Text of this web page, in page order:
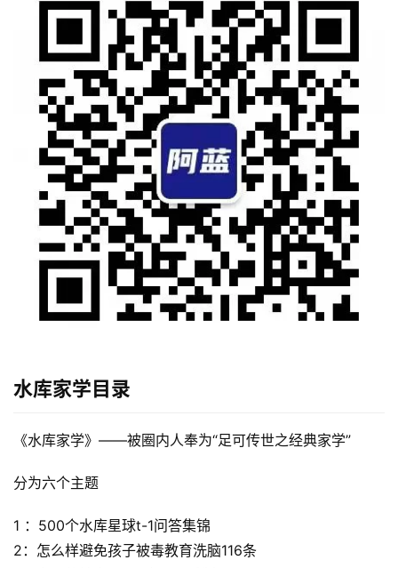
页
行
业
快
讯
‮库水‬家学 目录
《‮库水‬家学》——被圈内人奉为“足可传世之经典家学”
分为‮个六‬主题
1 ：500‮水个‬库星球t-1问答集锦
2：‮么怎‬样避免孩‮被子‬毒教育洗脑116条